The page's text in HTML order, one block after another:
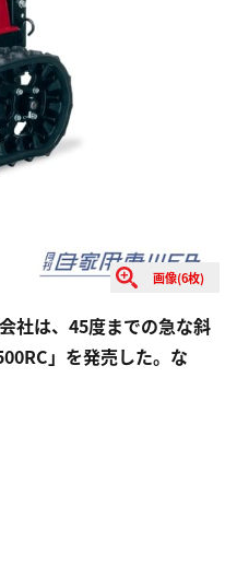
画像(6枚)
社は、45度までの急な斜
」を発売した。な